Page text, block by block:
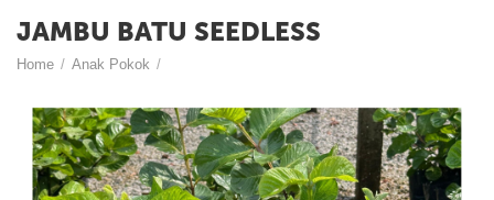
JAMBU BATU SEEDLESS
Home / Anak Pokok /